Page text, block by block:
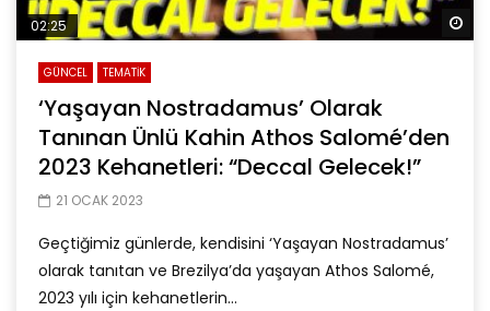
02:25
GÜNCEL TEMATİK
‘Yaşayan Nostradamus’ Olarak
Tanınan Ünlü Kahin Athos Salomé’den
2023 Kehanetleri: “Deccal Gelecek!”
21 OCAK 2023
Geçtiğimiz günlerde, kendisini ‘Yaşayan Nostradamus’
olarak tanıtan ve Brezilya’da yaşayan Athos Salomé,
2023 yılı için kehanetlerin...